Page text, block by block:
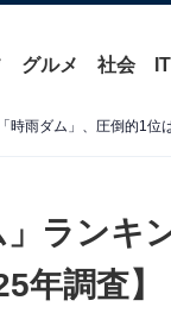
グルメ 社会
雨ダム」、圧倒的1位
ランキ
年調査】